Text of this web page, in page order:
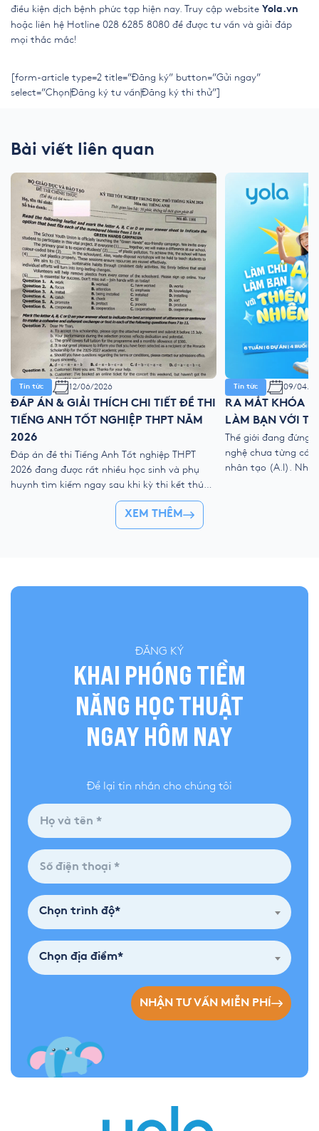
điều kiện dịch bệnh phức tạp hiện nay. Truy cập website Yola.vn
hoặc liên hệ Hotline 028 6285 8080 để được tư vấn và giải đáp
mọi thắc mắc!
[form-article type=2 title=”Đăng ký” button=”Gửi ngay”
select=”Chọn|Đăng ký tư vấn|Đăng ký thi thử”]
Bài viết liên quan
Tin tức 12/06/2026
ĐÁP ÁN & GIẢI THÍCH CHI TIẾT ĐỀ THI
TIẾNG ANH TỐT NGHIỆP THPT NĂM
2026
Đáp án đề thi Tiếng Anh Tốt nghiệp THPT
2026 đang được rất nhiều học sinh và phụ
huynh tìm kiếm ngay sau khi kỳ thi kết thúc.
Để giúp thí sinh nhanh chóng đối chiếu kết
quả và đánh giá bài làm của mình, YOLA cập
nhật đề thi chính thức, đáp án tham […]
Tin tức 09/04/
RA MẮT KHÓA
LÀM BẠN VỚI
Thế giới đang đứng
nghệ chưa từng có
nhân tạo (A.I).
XEM THÊM
ĐĂNG KÝ
KHAI PHÓNG TIỀM
NĂNG HỌC THUẬT
NGAY HÔM NAY
Để lại tin nhắn cho chúng tôi
Chọn trình độ*
Chọn địa điểm*
NHẬN TƯ VẤN MIỄN PHÍ